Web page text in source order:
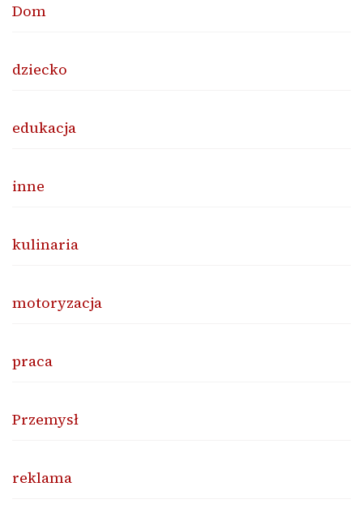
Dom
dziecko
edukacja
inne
kulinaria
motoryzacja
praca
Przemysł
reklama